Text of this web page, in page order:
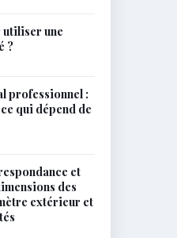
utiliser une
?
professionnel :
qui dépend de
et
des
extérieur et